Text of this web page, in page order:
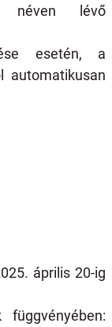
néven lévő
esetén, a
automatikusan
április 20-ig